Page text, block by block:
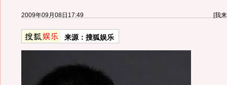
2009年09月08日17:49 [我
来源： 搜狐娱乐